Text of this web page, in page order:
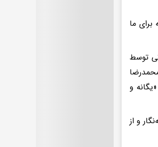
ما
در دهه ١٣٥٠ با تیراژ میلیونی توسط
و
و از